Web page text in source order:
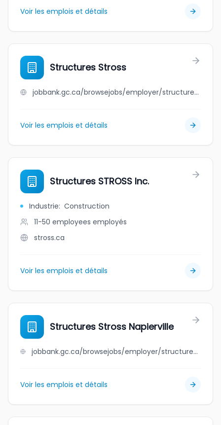
Voir les emplois et détails
Structures Stross
jobbank.gc.ca/browsejobs/employer/structures+stross/ca
Voir les emplois et détails
Structures STROSS Inc.
Industrie: Construction
11-50 employees employés
stross.ca
Voir les emplois et détails
Structures Stross Napierville
jobbank.gc.ca/browsejobs/employer/structures+stross+napierville/ca
Voir les emplois et détails